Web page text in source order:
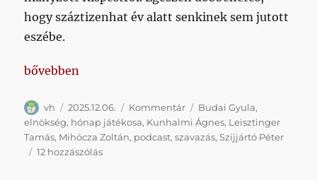
hogy száztizenhat év alatt senkinek sem jutott
eszébe.
„Egyre inkább elkezdett érdekelni Leisztinger
bővebben
Szerző
vh Közzétéve
2025.12.06. Kategória
Kommentár Címke
Budai Gyula,
elnökség, hónap játékosa, Kunhalmi Ágnes, Leisztinger
Tamás, Mihócza Zoltán, podcast,szavazás,Szijjártó Péter
12 hozzászólásEgyre